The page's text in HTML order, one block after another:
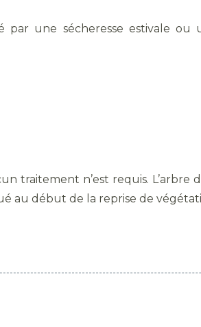
par une sécheresse estivale
traitement n’est requis.
au début de la reprise de